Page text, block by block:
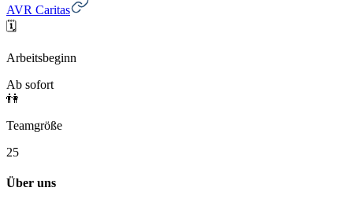
AVR Caritas
🗓️
Arbeitsbeginn
Ab sofort
👫
Teamgröße
25
Über uns